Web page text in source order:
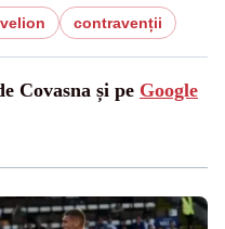
contravenții
Covasna și pe Google